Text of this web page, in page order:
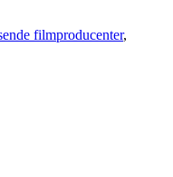
filmproducenter,